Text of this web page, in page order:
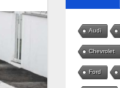
Audi
Chevrolet
Ford